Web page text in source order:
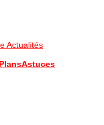
Actualités